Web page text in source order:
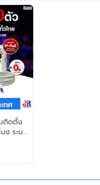
ติดตั้ง
ง ระบบ
ามคม
เสียง